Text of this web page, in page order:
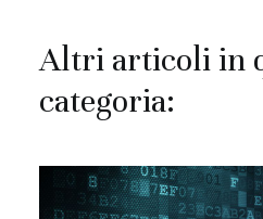
Altri articoli in
categoria: